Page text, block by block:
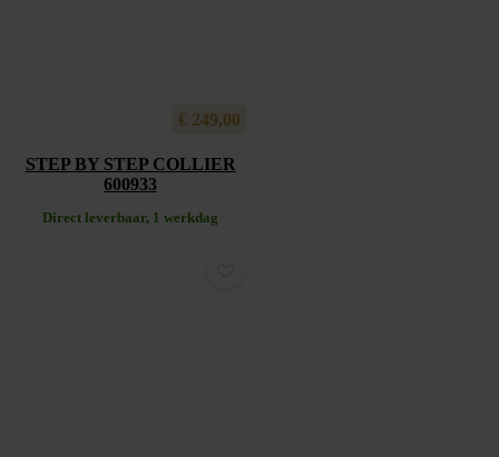
€ 249,00
STEP BY STEP COLLIER
600933
Direct leverbaar, 1 werkdag